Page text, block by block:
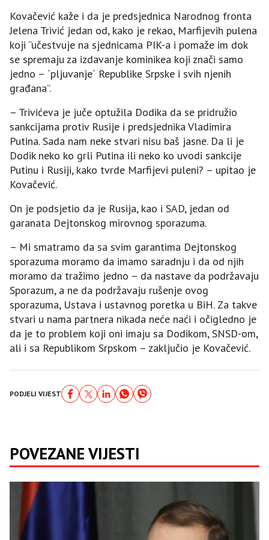
Kovačević kaže i da je predsjednica Narodnog fronta
Јelena Trivić jedan od, kako je rekao, Marfijevih pulena
koji “učestvuje na sjednicama PIK-a i pomaže im dok
se spremaju za izdavanje kominikea koji znači samo
jedno – `pljuvanje` Republike Srpske i svih njenih
građana”.
– Trivićeva je juče optužila Dodika da se pridružio
sankcijama protiv Rusije i predsjednika Vladimira
Putina. Sada nam neke stvari nisu baš jasne. Da li je
Dodik neko ko grli Putina ili neko ko uvodi sankcije
Putinu i Rusiji, kako tvrde Marfijevi puleni? – upitao je
Kovačević.
On je podsjetio da je Rusija, kao i SAD, jedan od
garanata Dejtonskog mirovnog sporazuma.
– Mi smatramo da sa svim garantima Dejtonskog
sporazuma moramo da imamo saradnju i da od njih
moramo da tražimo jedno – da nastave da podržavaju
Sporazum, a ne da podržavaju rušenje ovog
sporazuma, Ustava i ustavnog poretka u BiH. Za takve
stvari u nama partnera nikada neće naći i očigledno je
da je to problem koji oni imaju sa Dodikom, SNSD-om,
ali i sa Republikom Srpskom – zaključio je Kovačević.
PODJELI VIJEST
POVEZANE VIJESTI